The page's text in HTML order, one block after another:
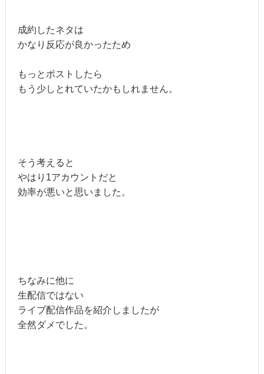
成約したネタは
かなり反応が良かったため
もっとポストしたら
もう少しとれていたかもしれません。
そう考えると
やはり1アカウントだと
効率が悪いと思いました。
ちなみに他に
生配信ではない
ライブ配信作品を紹介しましたが
全然ダメでした。